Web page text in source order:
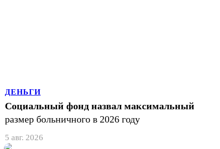
ДЕНЬГИ
Социальный фонд назвал максимальный
размер больничного в 2026 году
5 авг. 2026